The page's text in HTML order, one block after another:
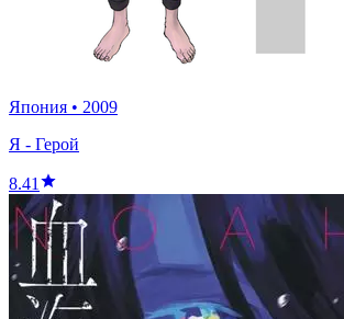
Япония • 2009
Я - Герой
8.41